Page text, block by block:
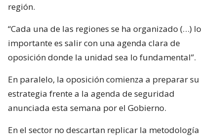
región.
“Cada una de las regiones se ha organizado (…) lo
importante es salir con una agenda clara de
oposición donde la unidad sea lo fundamental”.
En paralelo, la oposición comienza a preparar su
estrategia frente a la agenda de seguridad
anunciada esta semana por el Gobierno.
En el sector no descartan replicar la metodología